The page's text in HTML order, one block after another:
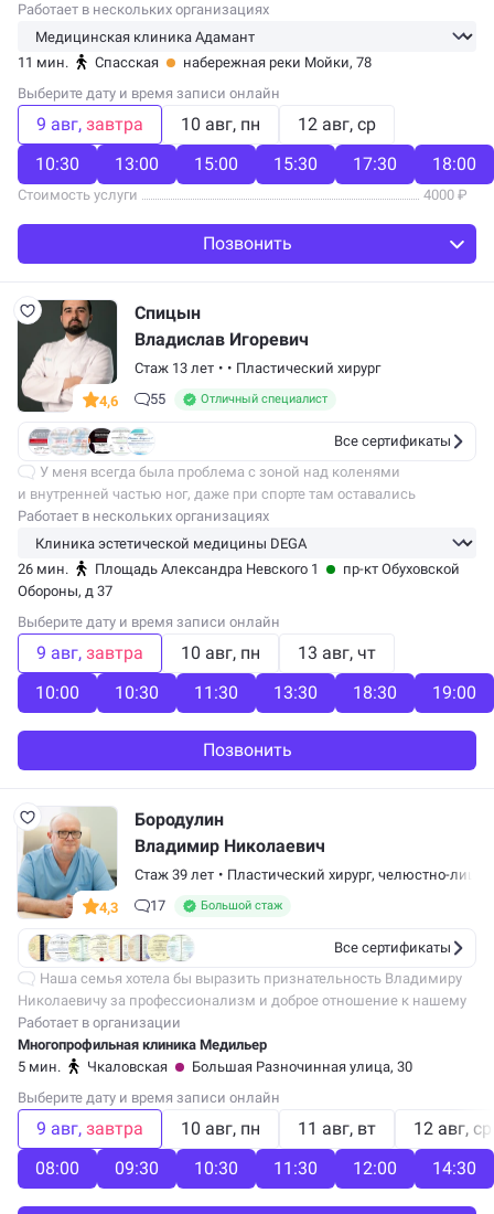
рассказали про подготовку и восстановление. Перед операцией
прошла обследование, все…
Работает в нескольких организациях
11 мин. Спасская
набережная реки Мойки, 78
Выберите дату и время записи онлайн
9 авг завтра 10 авг пн 12 авг ср
10:30
13:00 15:00 15:30 17:30 18:00
Стоимость услуги 4000 ₽
Позвонить
4,6
Спицын
Владислав Игоревич
Стаж 13 лет • • Пластический хирург
55
Отличный специалист
Все сертификаты
У меня всегда была проблема с зоной над коленями
и внутренней частью ног, даже при спорте там оставались
жировые ловушки. Владислав Игоревич сразу подсказал, что
можно улучшить контур, а не просто…
Работает в нескольких организациях
26 мин. Площадь Александра Невского 1
пр-кт Обуховской
Обороны, д 37
Выберите дату и время записи онлайн
9 авг завтра 10 авг пн 13 авг чт
10:00
10:30 11:30 13:30 18:30 19:00
Позвонить
4,3
Бородулин
Владимир Николаевич
Стаж 39 лет • Пластический хирург, челюстно-
17
Большой стаж
Все сертификаты
Наша семья хотела бы выразить признательность Владимиру
Николаевичу за профессионализм и доброе отношение к нашему
сыну, которому доктор делал отопластику. Операция прошла
успешно и очень быстро,…
Работает в организации
Многопрофильная клиника Медильер
5 мин.
Чкаловская
Большая Разночинная улица, 30
Выберите дату и время записи онлайн
9 авг завтра 10 авг пн 11 авг вт 12 авг ср
08:00
09:30 10:30 11:30 12:00 14:30